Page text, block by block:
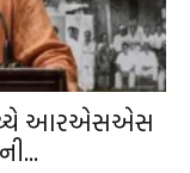
વચ્ચે આરએસએસ